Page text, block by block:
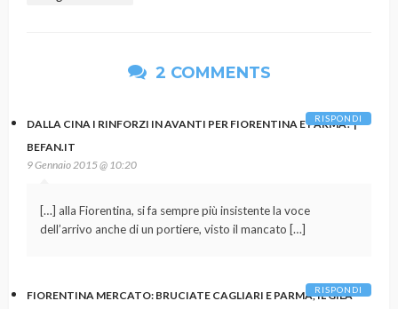
2 COMMENTS
DALLA CINA I RINFORZI IN AVANTI PER FIORENTINA E PARMA? |
BEFAN.IT
9 Gennaio 2015 @ 10:20
[…] alla Fiorentina, si fa sempre più insistente la voce
dell’arrivo anche di un portiere, visto il mancato […]
RISPONDI
FIORENTINA MERCATO: BRUCIATE CAGLIARI E PARMA, IL GILA
RISPONDI